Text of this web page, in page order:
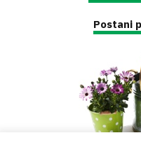
Postani